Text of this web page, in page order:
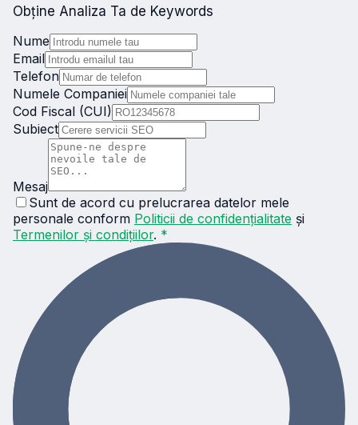
Obține Analiza Ta de Keywords
Nume
Email
Telefon
Numele Companiei
Cod Fiscal (CUI)
Subiect
Mesaj
Sunt de acord cu prelucrarea datelor mele
personale conform Politicii de confidențialitate și
Termenilor și condițiilor. *